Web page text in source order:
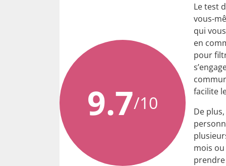
9.7/10
Le test
vous-
qui
en
pour
facilite
De
mois